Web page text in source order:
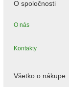
O spoločnosti
O nás
Kontakty
Všetko o nákupe